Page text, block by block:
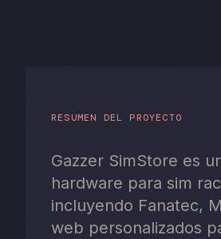
RESUMEN DEL PROYECTO
Gazzer SimStore es
hardware para sim
incluyendo Fanatec,
web personalizados